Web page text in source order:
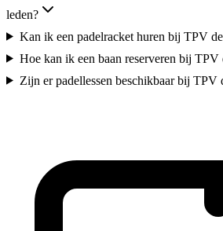
leden?
Kan ik een padelracket huren bij TPV
Hoe kan ik een baan reserveren bij
Zijn er padellessen beschikbaar bij TPV